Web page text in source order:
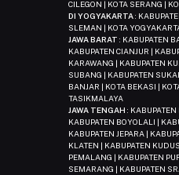
CILEGON | KOTA SERANG |
DI YOGYAKARTA:
SLEMAN | KOTA
JAWA BARAT : KABUPATEN
KABUPATEN CIANJUR |
KARAWANG | KABUPATEN
SUBANG | KABUPATEN
BANJAR | KOTA BEKASI |
TASIKMALAYA
JAWA TENGAH :
KABUPATEN BOYOLALI |
KABUPATEN JEPARA |
KLATEN | KABUPATEN
PEMALANG | KABUPATEN
SEMARANG | KABUPATEN